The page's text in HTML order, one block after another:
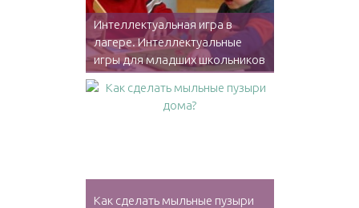
Интеллектуальная игра в
лагере. Интеллектуальные
игры для младших школьников
Как сделать мыльные пузыри